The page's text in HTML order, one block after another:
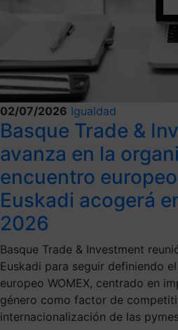
02/07/2026 Igualdad
Basque Trade &
avanza en la
encuentro
Euskadi acogerá
2026
Basque Trade & Investment
Euskadi para seguir definiendo
europeo WOMEX, centrado en
género como factor de
internacionalización de las